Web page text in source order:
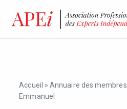
Accueil »Annuaire des membres
Emmanuel